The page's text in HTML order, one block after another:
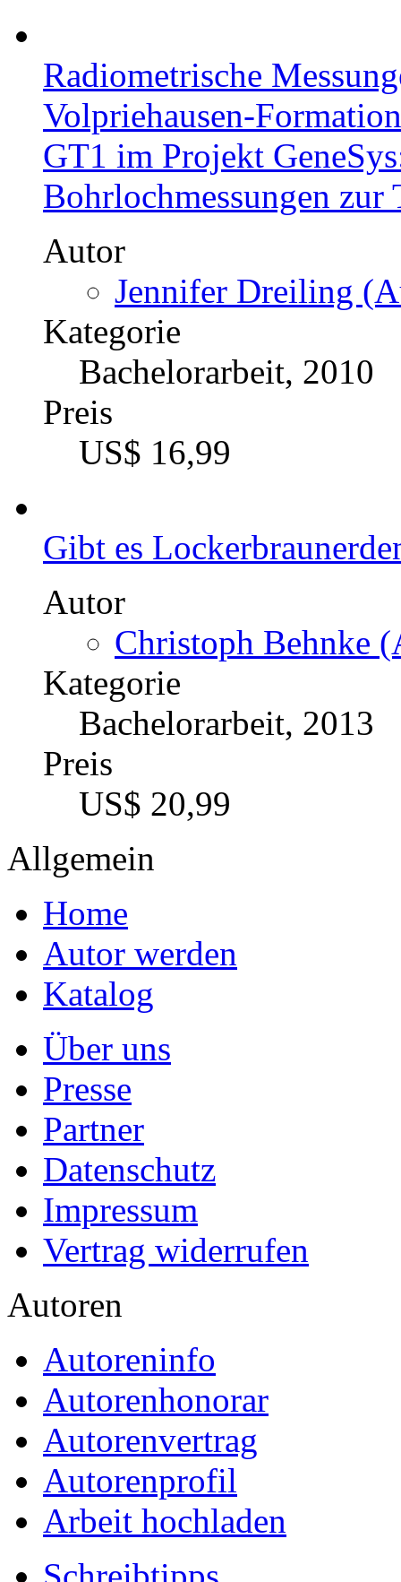
Radiometrische
Volpriehausen-
GT1 im Projekt
Bohrlochmessungen zur
Autor
Jennifer Dreiling
Kategorie
Bachelorarbeit, 2010
Preis
US$ 16,99
Gibt es
Autor
Christoph Behnke
Kategorie
Bachelorarbeit, 2013
Preis
US$ 20,99
Allgemein
Home
Autor werden
Katalog
Über uns
Presse
Partner
Datenschutz
Impressum
Vertrag widerrufen
Autoren
Autoreninfo
Autorenhonorar
Autorenvertrag
Autorenprofil
Arbeit hochladen